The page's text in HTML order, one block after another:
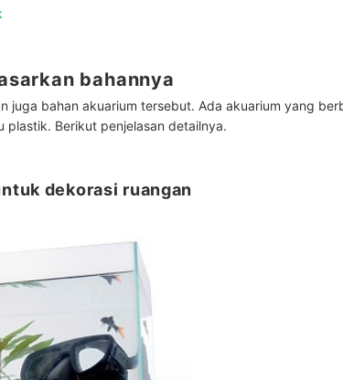
bahannya
juga bahan akuarium tersebut. Ada akuarium yang
plastik. Berikut penjelasan detailnya.
dekorasi ruangan